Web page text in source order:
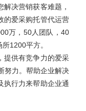
决营销获客难题，
的爱采购托管代运营
万，50人团队，40
1200平方。
提供有竞争力的爱采
努力。帮助企业解决
执行力来帮助企业通